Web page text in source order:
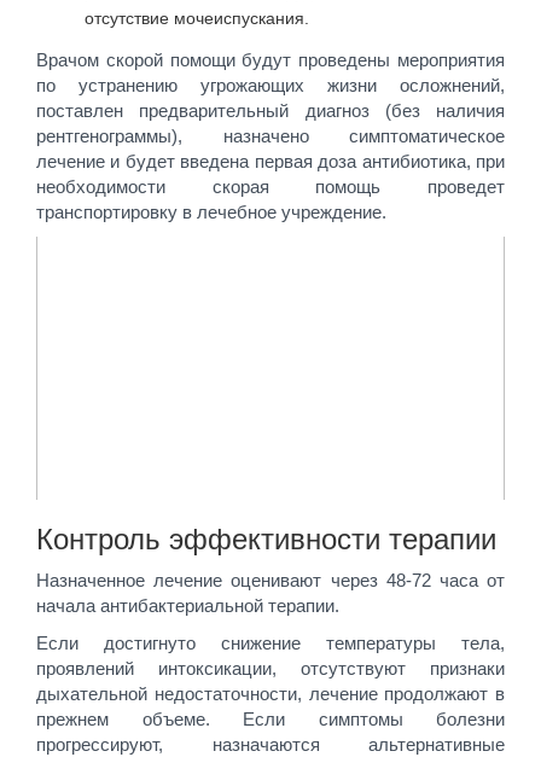
отсутствие мочеиспускания.
Врачом скорой помощи будут проведены мероприятия
по устранению угрожающих жизни осложнений,
поставлен предварительный диагноз (без наличия
рентгенограммы), назначено симптоматическое
лечение и будет введена первая доза антибиотика, при
необходимости скорая помощь проведет
транспортировку в лечебное учреждение.
Контроль эффективности терапии
Назначенное лечение оценивают через 48-72 часа от
начала антибактериальной терапии.
Если достигнуто снижение температуры тела,
проявлений интоксикации, отсутствуют признаки
дыхательной недостаточности, лечение продолжают в
прежнем объеме. Если симптомы болезни
прогрессируют, назначаются альтернативные